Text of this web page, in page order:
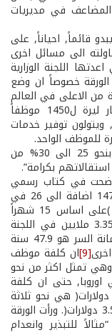
المضاعف في مديريات
قائماً, احياناً, على
الى مسائل اخرى
اللجنة الوزارية
خصوصاً ان وضع
من الاعلى في العالم
)12.3% من التقديمات( وتصل الى 95 مليار ليرة ل1450 موظفاً
ساعة اسبوعياً, ويتولون توفير خدمات
وقدرت الورقة عدد الموظفين غير المنتجين بنحو 25 الى 30% من
بكرامة”.
اوضحت في كتاب رسمي
ان عدد الموظفين هو 1472 اضافة الى 26 في
اللجنة الفنية وان متوسط رواتبهم الشهرية )على اساس 15 شهراً
سنوياً( كان 3.048 ملايين في امانة السر و3.35 ملايين في اللجنة
الفنية, وان متوسط الاعمار للموظفين في امانة السر هو 47.9 سنة
[9] ان كلفة موظف
تمثل اكثر من نحو
حتى ان كلفة
ساعة العمل الاضافية في الصندوق )نحو 10 دولارات( هي نحو ثلاثة
اضعاف الساعة الاضافية في القطاع الخاص )3.5 دولارات(. ورأت الورقة
للتبذير وانعدام